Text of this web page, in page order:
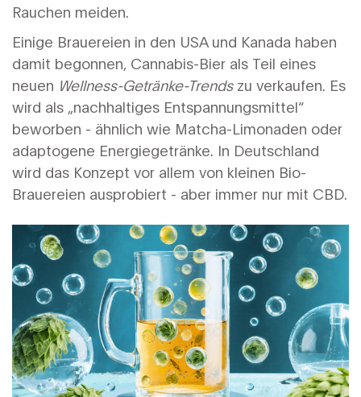
Rauchen meiden.
Einige Brauereien in den USA und Kanada haben
damit begonnen, Cannabis-Bier als Teil eines
neuen Wellness-Getränke-Trendszu verkaufen. Es
wird als „nachhaltiges Entspannungsmittel“
beworben - ähnlich wie Matcha-Limonaden oder
adaptogene Energiegetränke. In Deutschland
wird das Konzept vor allem von kleinen Bio-
Brauereien ausprobiert - aber immer nur mit CBD.